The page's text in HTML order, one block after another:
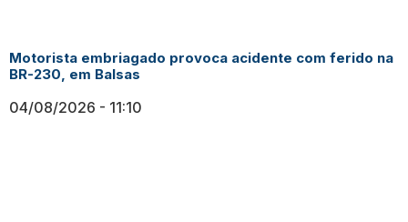
Motorista embriagado provoca acidente com ferido na
BR-230, em Balsas
04/08/2026 11:10